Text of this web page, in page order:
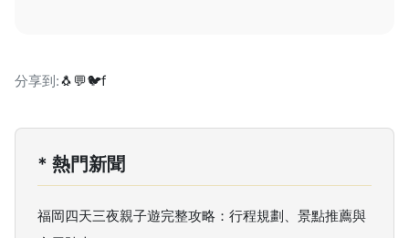
分享到:🐧💬🐦f
* 熱門新聞
福岡四天三夜親子遊完整攻略：行程規劃、景點推薦與